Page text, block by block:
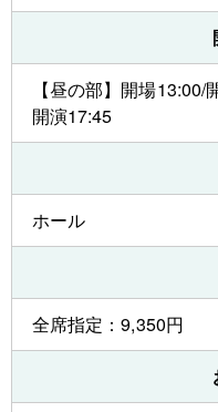
【昼の部】開場
開演17:45
ホール
全席指定：9,350円